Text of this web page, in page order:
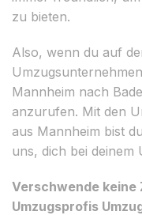
zu bieten.
Also, wenn du auf
Mannheim nach
anzurufen. Mit den
aus Mannheim bist
uns, dich bei
Verschwende
Umzugsprofis